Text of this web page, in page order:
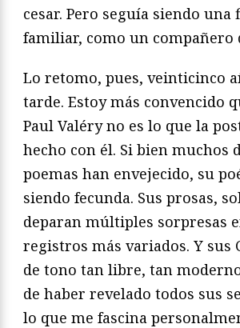
cesar. Pero seguía siendo una
familiar, como un compañero
Lo retomo, pues, veinticinco
tarde. Estoy más convencido
Paul Valéry no es lo que la
hecho con él. Si bien muchos
poemas han envejecido, su
siendo fecunda. Sus prosas,
deparan múltiples sorpresas
registros más variados. Y sus
de tono tan libre, tan
de haber revelado todos sus
lo que me fascina